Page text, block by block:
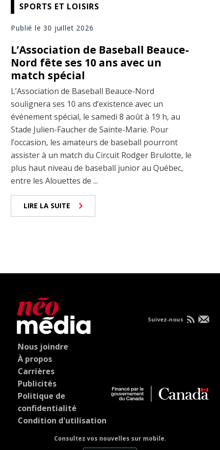
SPORTS ET LOISIRS
Publié le 30 juillet 2026
L’Association de Baseball Beauce-
Nord fête ses 10 ans avec un
match spécial
L’Association de Baseball Beauce-Nord
soulignera ses 10 ans d’existence avec un
événement spécial, le samedi 8 août à 19 h, au
Stade Julien-Faucher de Sainte-Marie. Pour
l’occasion, les amateurs de baseball pourront
assister à un match du Circuit Rodger Brulotte, le
plus haut niveau de baseball junior au Québec,
entre les Alouettes de ...
LIRE LA SUITE
Nous joindre
À propos
Carrières
Publicités
Politique de
confidentialité
Condition d'utilisation
Consultez vos nouvelles sur mobile.
Suivez-nous